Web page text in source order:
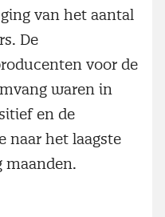
van het aantal
De
voor de
waren in
en de
naar het laagste
maanden.